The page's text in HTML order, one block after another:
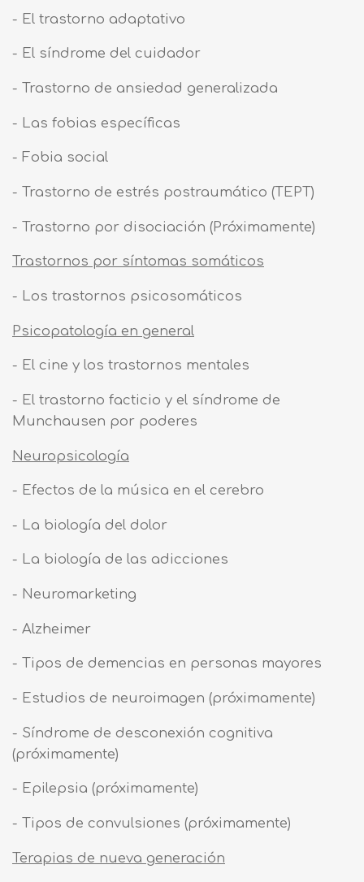
- El trastorno adaptativo
- El síndrome del cuidador
- Trastorno de ansiedad generalizada
- Las fobias específicas
- Fobia social
- Trastorno de estrés postraumático (TEPT)
- Trastorno por disociación (Próximamente)
Trastornos por síntomas somáticos
- Los trastornos psicosomáticos
Psicopatología en general
- El cine y los trastornos mentales
- El trastorno facticio y el síndrome de
Munchausen por poderes
Neuropsicología
- Efectos de la música en el cerebro
- La biología del dolor
- La biología de las adicciones
- Neuromarketing
- Alzheimer
- Tipos de demencias en personas mayores
- Estudios de neuroimagen (próximamente)
- Síndrome de desconexión cognitiva
(próximamente)
- Epilepsia (próximamente)
- Tipos de convulsiones (próximamente)
Terapias de nueva generación